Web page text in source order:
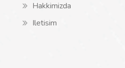
Hakkimizda
Iletisim